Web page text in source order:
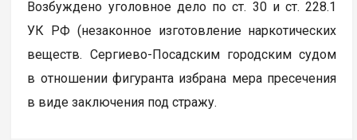
Возбуждено уголовное дело по ст. 30 и ст. 228.1
УК РФ (незаконное изготовление наркотических
веществ. Сергиево-Посадским городским судом
в отношении фигуранта избрана мера пресечения
в виде заключения под стражу.